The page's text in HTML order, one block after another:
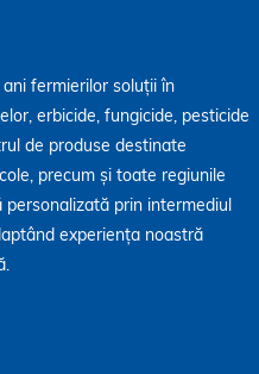
fermierilor soluții în
erbicide, fungicide, pesticide
de produse destinate
precum și toate regiunile
prin intermediul
experiența noastră